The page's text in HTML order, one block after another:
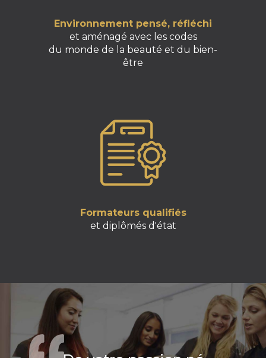
Environnement pensé, réfléchi
et aménagé avec les codes
du monde de la beauté et du bien-
être
Formateurs qualifiés
et diplômés d'état